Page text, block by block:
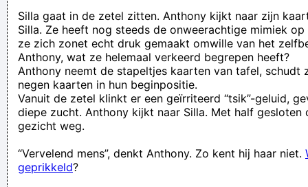
Silla gaat in de zetel zitten. Anthony kijkt naar zijn
Silla. Ze heeft nog steeds de onweerachtige mimiek
ze zich zonet echt druk gemaakt omwille van het
Anthony, wat ze helemaal verkeerd begrepen heeft?
Anthony neemt de stapeltjes kaarten van tafel, schudt
negen kaarten in hun beginpositie.
Vanuit de zetel klinkt er een geïrriteerd “tsik”-geluid,
diepe zucht. Anthony kijkt naar Silla. Met half gesloten
gezicht weg.
“Vervelend mens”, denkt Anthony. Zo kent hij haar niet.
geprikkeld?